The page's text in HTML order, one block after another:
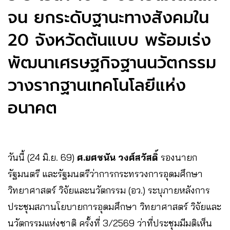
จน ยกระดับฐานะทางสังคมใน
20 จังหวัดต้นแบบ พร้อมเร่ง
พัฒนาเศรษฐกิจฐานนวัตกรรม
วางรากฐานเทคโนโลยีแห่ง
อนาคต
วันนี้ (24 มิ.ย. 69) ศ.ยศชนัน วงศ์สวัสดิ์ รองนายก
รัฐมนตรี และรัฐมนตรีว่าการกระทรวงการอุดมศึกษา
วิทยาศาสตร์ วิจัยและนวัตกรรม (อว.) ระบุภายหลังการ
ประชุมสภานโยบายการอุดมศึกษา วิทยาศาสตร์ วิจัยและ
นวัตกรรมแห่งชาติ ครั้งที่ 3/2569 ว่าที่ประชุมมีมติเห็น